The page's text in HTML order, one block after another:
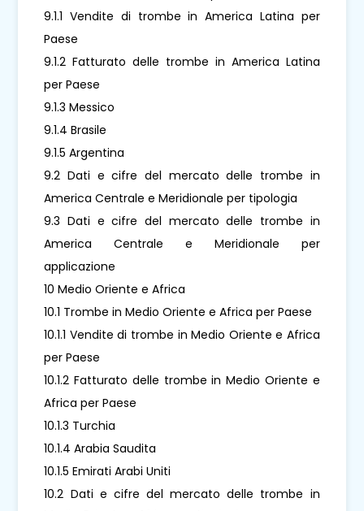
9.1.1 Vendite di trombe in America Latina per
Paese
9.1.2 Fatturato delle trombe in America Latina
per Paese
9.1.3 Messico
9.1.4 Brasile
9.1.5 Argentina
9.2 Dati e cifre del mercato delle trombe in
America Centrale e Meridionale per tipologia
9.3 Dati e cifre del mercato delle trombe in
America Centrale e Meridionale per
applicazione
10 Medio Oriente e Africa
10.1 Trombe in Medio Oriente e Africa per Paese
10.1.1 Vendite di trombe in Medio Oriente e Africa
per Paese
10.1.2 Fatturato delle trombe in Medio Oriente e
Africa per Paese
10.1.3 Turchia
10.1.4 Arabia Saudita
10.1.5 Emirati Arabi Uniti
10.2 Dati e cifre del mercato delle trombe in